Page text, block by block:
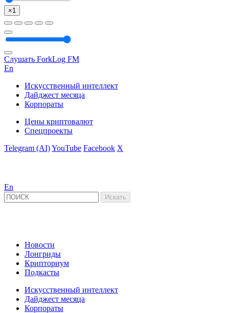
×1
Слушать ForkLog FM
En
Искусственный интеллект
Дайджест месяца
Корпораты
Цены криптовалют
Спецпроекты
Telegram (AI)YouTube Facebook X
En
Новости
Лонгриды
Крипториум
Подкасты
Искусственный интеллект
Дайджест месяца
Корпораты